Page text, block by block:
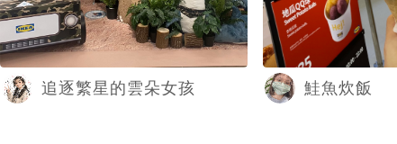
追逐繁星的雲朵女孩 鮭魚炊飯